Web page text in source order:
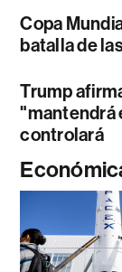
Copa
batalla de
Trump
"mantendrá
controlará